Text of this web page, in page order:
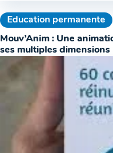
Education permanente
Mouv’Anim : Une
ses multiples dimensions